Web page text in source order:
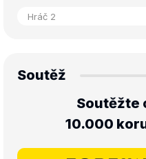
Soutěž
Soutěžte
10.000